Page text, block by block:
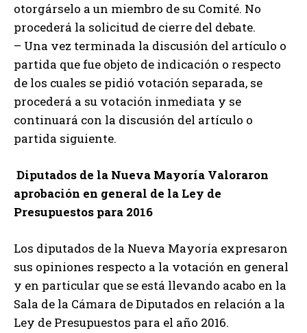
otorgárselo a un miembro de su Comité. No
procederá la solicitud de cierre del debate.
– Una vez terminada la discusión del artículo o
partida que fue objeto de indicación o respecto
de los cuales se pidió votación separada, se
procederá a su votación inmediata y se
continuará con la discusión del artículo o
partida siguiente.
Diputados de la Nueva Mayoría Valoraron
aprobación en general de la Ley de
Presupuestos para 2016
Los diputados de la Nueva Mayoría expresaron
sus opiniones respecto a la votación en general
y en particular que se está llevando acabo en la
Sala de la Cámara de Diputados en relación a la
Ley de Presupuestos para el año 2016.